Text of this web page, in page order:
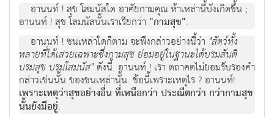
อานนท์ ! สุข โสมนัสใด อาศัยกามคุณ ห้าเหล่านี้บังเกิดขึ้น ;
อานนท์ ! สุข โสมนัสนั้นเราเรียกว่า "กามสุข".
อานนท์ ! ชนเหล่าใดก็ตาม จะพึงกล่าวอย่างนี้ว่า "สัตว์ทั้ง
หลายที่ได้เสวยเฉพาะซึ่งกามสุข ย่อมอยู่ในฐานะได้บรมสันติ
บรมสุข บรมโสมนัส"ดังนี้. อานนท์ ! เรา ตถาคตไม่ยอมรับรองคำ
กล่าวเช่นนั้น ของชนเหล่านั้น. ข้อนี้เพราะเหตุไร ? อานนท์!
เพราะเหตุว่าสุขอย่างอื่น ที่เหนือกว่า ประณีตกว่า กว่ากามสุข
นั้นยังมีอยู่.